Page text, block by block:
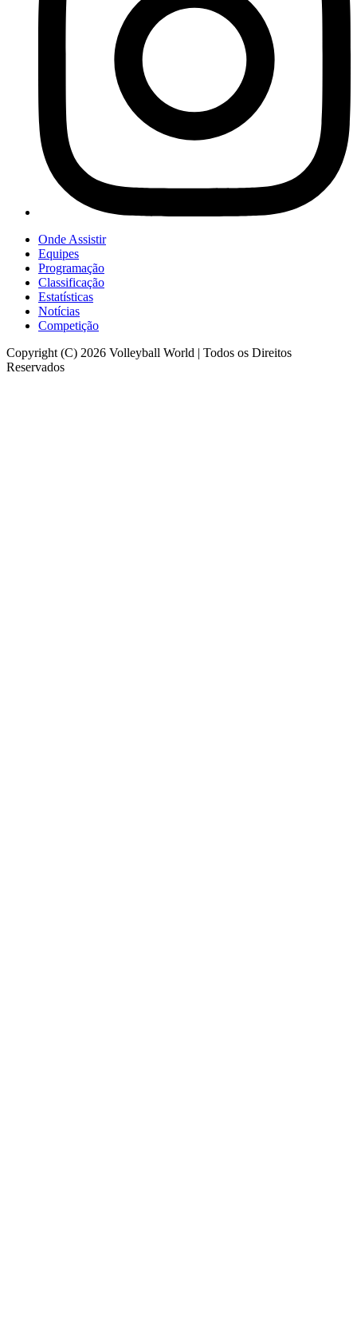
Onde Assistir
Equipes
Programação
Classificação
Estatísticas
Notícias
Competição
Copyright (C) 2026 Volleyball World | Todos os Direitos
Reservados